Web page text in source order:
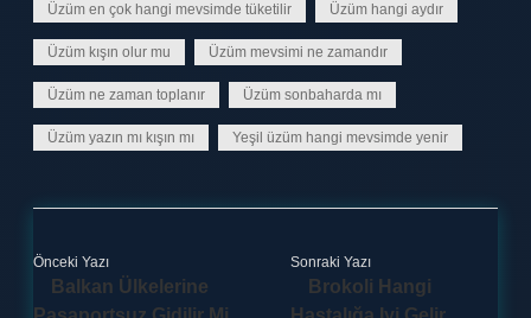
Üzüm en çok hangi mevsimde tüketilir Üzüm hangi aydır
Üzüm kışın olur mu Üzüm mevsimi ne zamandır
Üzüm ne zaman toplanır Üzüm sonbaharda mı
Üzüm yazın mı kışın mı Yeşil üzüm hangi mevsimde yenir
Önceki Yazı
Balkan Ülkelerine
Sonraki Yazı
Brokoli Hangi